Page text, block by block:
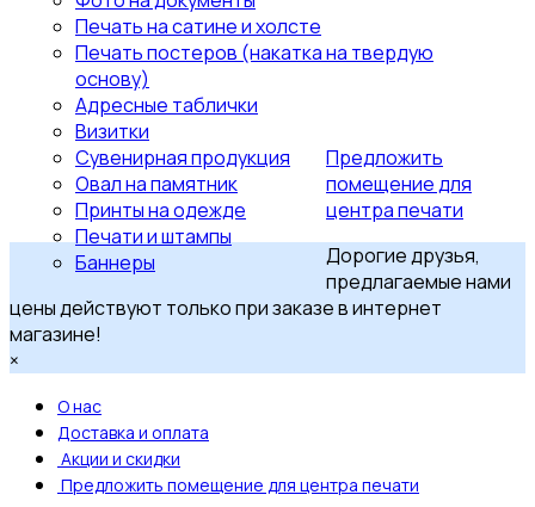
Печать на сатине и холсте
Печать постеров (накатка на твердую
основу)
Адресные таблички
Визитки
Сувенирная продукция
Овал на памятник
Принты на одежде
Печати и штампы
Баннеры
Предложить
помещение для
центра печати
Дорогие друзья,
предлагаемые нами
цены действуют только при заказе в интернет
магазине!
×
О нас
Доставка и оплата
Акции и скидки
Предложить помещение для центра печати